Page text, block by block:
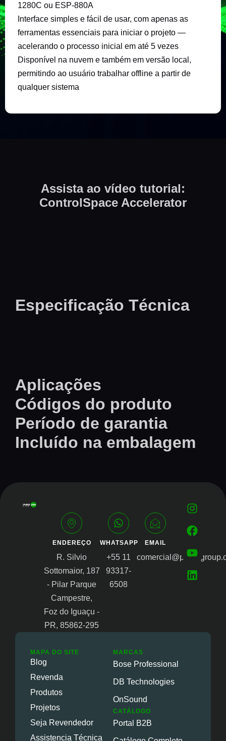
1280C ou ESP-880A
Interface simples e fácil de usar, com apenas as
ferramentas essenciais para iniciar o projeto —
acelerando o processo inicial em até 5 vezes
Disponível na nuvem e também em versão local,
permitindo ao usuário trabalhar offline a partir de
qualquer sistema
Assista ao vídeo tutorial:
ControlSpace Accelerator
Especificação Técnica
Aplicações
Códigos do produto
Período de garantia
Incluído na embalagem
ENDEREÇO
R. Silvio
Sottomaior, 187
- Pilar Parque
Campestre,
Foz do Iguaçu -
PR, 85862-295
WHATSAPP
+55 11
93317-
6508
EMAIL
MAPA DO SITE
Blog
Revenda
Produtos
Projetos
Seja Revendedor
Assistencia Técnica
MARCAS
Bose Professional
DB Technologies
OnSound
CATÁLOGO
Portal B2B